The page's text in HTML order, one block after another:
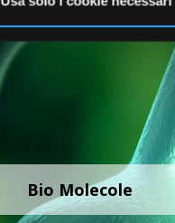
Bio Molecole